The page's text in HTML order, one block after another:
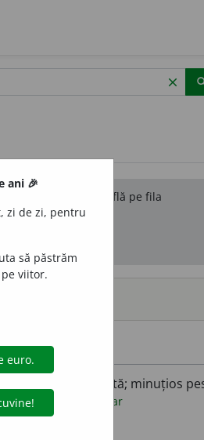
clear
originale se află pe fila
.
deosebită; minuțios
tipicar
ani 🎉
zi de zi, pentru
să păstrăm
viitor.